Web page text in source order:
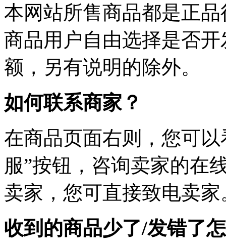
本网站所售商品都是正
商品用户自由选择是否
额，另有说明的除外。
如何联系商家？
在商品页面右则，您可
服”按钮，咨询卖家的在
卖家，您可直接致电卖家
收到的商品少了/发错了